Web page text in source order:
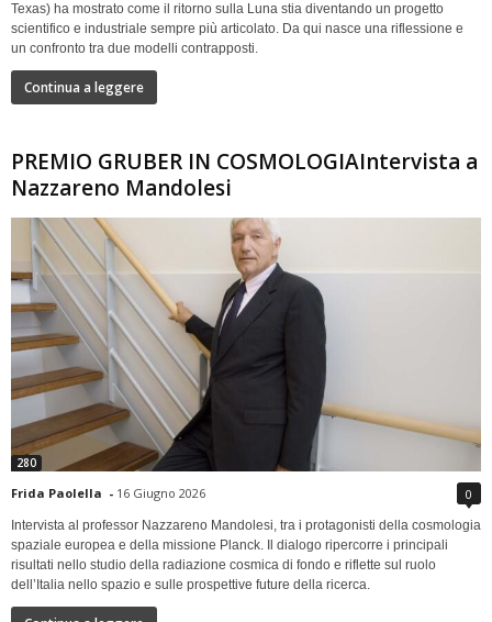
Texas) ha mostrato come il ritorno sulla Luna stia diventando un progetto
scientifico e industriale sempre più articolato. Da qui nasce una riflessione e
un confronto tra due modelli contrapposti.
Continua a leggere
PREMIO GRUBER IN COSMOLOGIAIntervista a
Nazzareno Mandolesi
280
Frida Paolella - 16 Giugno 2026 0
Intervista al professor Nazzareno Mandolesi, tra i protagonisti della cosmologia
spaziale europea e della missione Planck. Il dialogo ripercorre i principali
risultati nello studio della radiazione cosmica di fondo e riflette sul ruolo
dell’Italia nello spazio e sulle prospettive future della ricerca.